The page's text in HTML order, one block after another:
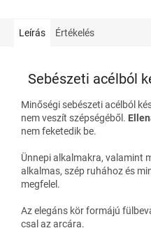
Leírás Értékelés
Sebészeti acélból
Minőségi sebészeti acélból
nem veszít szépségéből.
nem feketedik be.
Ünnepi alkalmakra, valamint
alkalmas, szép ruhához és
megfelel.
Az elegáns kör formájú
csal az arcára.